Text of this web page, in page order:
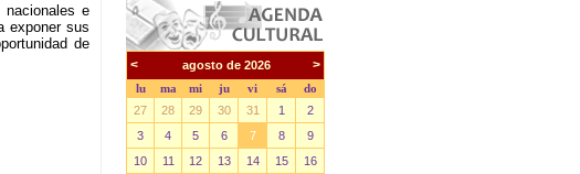
nacionales e
exponer sus
de
< agosto de 2026 >
lu ma mi ju vi sá do
27 28 29 30 31 1
2
3
4 5 6 7 8
9
10
11 12 13 14 15
16